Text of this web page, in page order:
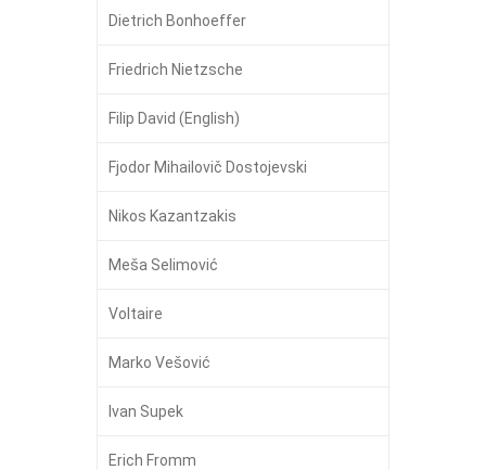
Dietrich Bonhoeffer
Friedrich Nietzsche
Filip David (English)
Fjodor Mihailovič Dostojevski
Nikos Kazantzakis
Meša Selimović
Voltaire
Marko Vešović
Ivan Supek
Erich Fromm